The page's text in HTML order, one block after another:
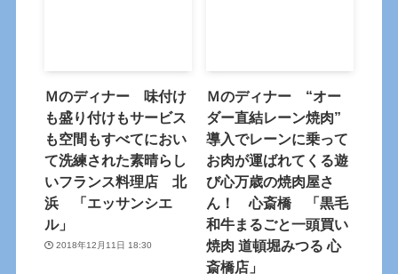
Ｍのディナー 味付け
も盛り付けもサービス
も空間もすべてにおい
て洗練された素晴らし
いフランス料理店 北
浜 「エッサンシエ
ル」
2018年12月11日 18:30
Ｍのディナー “オー
ダー直結レーン焼肉”
導入でレーンに乗って
お肉が運ばれてくる遊
び心万歳の焼肉屋さ
ん！ 心斎橋 「黒毛
和牛まるごと一頭買い
焼肉 道頓堀みつる 心
斎橋店」